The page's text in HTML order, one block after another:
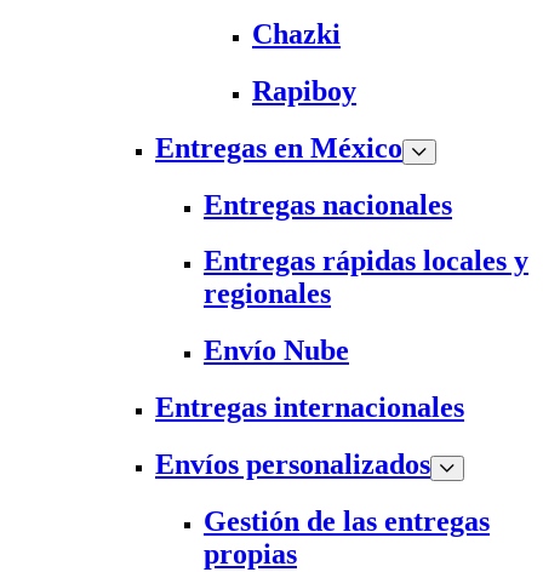
Chazki
Rapiboy
Entregas en México
Entregas nacionales
Entregas rápidas locales y
regionales
Envío Nube
Entregas internacionales
Envíos personalizados
Gestión de las entregas
propias